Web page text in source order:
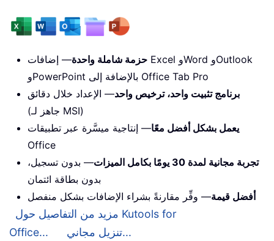
حزمة شاملة واحدة— إضافات Excel وWord وOutlook
وPowerPoint بالإضافة إلى Office Tab Pro
برنامج تثبيت واحد، ترخيص واحد— الإعداد خلال دقائق
(جاهز لـ MSI)
يعمل بشكل أفضل معًا— إنتاجية ميسَّرة عبر تطبيقات
Office
تجربة مجانية لمدة 30 يومًا بكامل الميزات
— بدون تسجيل،
بدون بطاقة ائتمان
أفضل قيمة— وفِّر مقارنةً بشراء الإضافات بشكل منفصل
مزيد من التفاصيل حول Kutools for
Office...
تنزيل مجاني...